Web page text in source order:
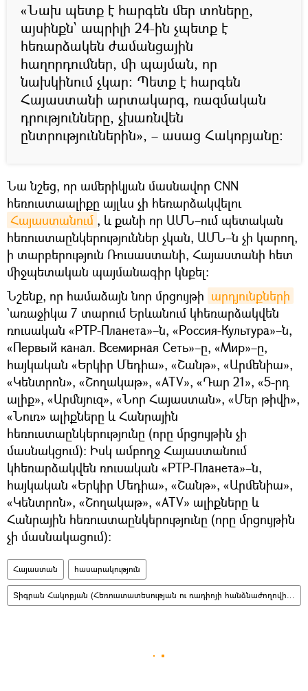
«Նախ պետք է հարգեն մեր տոները,
այսինքն` ապրիլի 24-ին չպետք է
հեռարձակեն ժամանցային
հաղորդումներ, մի պայման, որ
նախկինում չկար։ Պետք է հարգեն
Հայաստանի արտակարգ, ռազմական
դրությունները, չխառնվեն
ընտրություններին», – ասաց Հակոբյանը։
Նա նշեց, որ ամերիկյան մասնավոր CNN
հեռուստաալիքը այլևս չի հեռարձակվելու
Հայաստանում , և քանի որ ԱՄՆ–ում պետական
հեռուստաընկերություններ չկան, ԱՄՆ–ն չի կարող,
ի տարբերություն Ռուսաստանի, Հայաստանի հետ
միջպետական պայմանագիր կնքել։
Նշենք, որ համաձայն նոր մրցույթի արդյունքների
`առաջիկա 7 տարում Երևանում կհեռարձակվեն
ռուսական «РТР-Планета»–ն, «Россия-Культура»–ն,
«Первый канал. Всемирная Сеть»–ը, «Мир»–ը,
հայկական «Երկիր Մեդիա», «Շանթ», «Արմենիա»,
«Կենտրոն», «Շողակաթ», «ATV», «Դար 21», «5-րդ
ալիք», «Արմնյուզ», «Նոր Հայաստան», «Մեր թիվի»,
«Նուռ» ալիքները և Հանրային
հեռուստաընկերությունը (որը մրցույթին չի
մասնակցում)։ Իսկ ամբողջ Հայաստանում
կհեռարձակվեն ռուսական «РТР-Планета»–ն,
հայկական «Երկիր Մեդիա», «Շանթ», «Արմենիա»,
«Կենտրոն», «Շողակաթ», «ATV» ալիքները և
Հանրային հեռուստաընկերությունը (որը մրցույթին
չի մասնակացում)։
Հայաստան հասարակություն
Տիգրան Հակոբյան (Հեռուստատեսության ու ռադիոյի հանձնաժողովի նախագահ )